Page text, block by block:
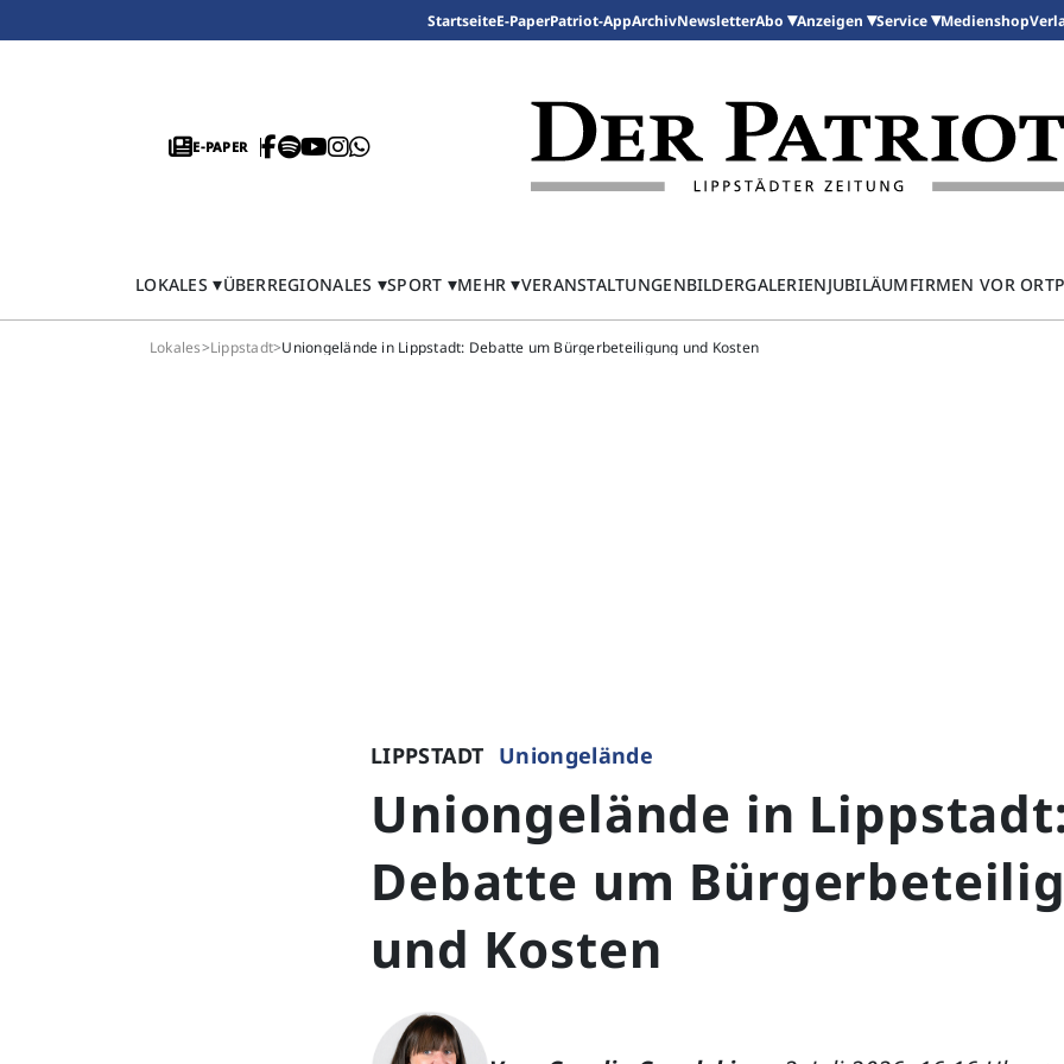
StartseiteE-PaperPatriot-AppArchivNewsletterAbo Anzeigen Service Medienshop
E-PAPER
LOKALES ÜBERREGIONALES SPORT MEHR VERANSTALTUNGENBILDERGALERIENJUBILÄUMFIRMEN VOR ORT
Lokales>Lippstadt>Uniongelände in Lippstadt: Debatte um Bürgerbeteiligung und Kosten
LIPPSTADT Uniongelände
Uniongelände in
Debatte um
und Kosten